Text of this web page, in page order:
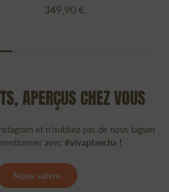
349,90 €
APERÇUS CHEZ VOUS
et n'oubliez pas de nous taguer
avec #vivaplancha !
Nous suivre